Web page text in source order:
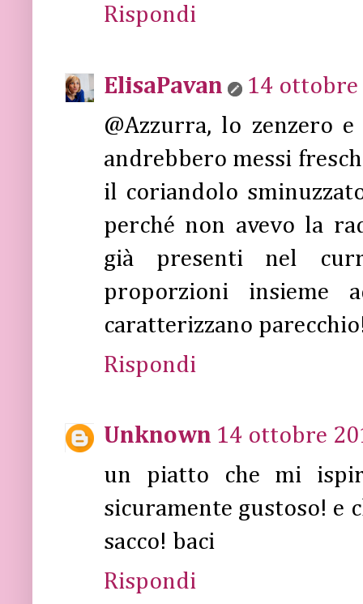
Rispondi
ElisaPavan
14 ottobre
@Azzurra, lo zenzero
andrebbero messi
il coriandolo
perché non avevo la
già presenti nel
proporzioni insieme
caratterizzano
Rispondi
Unknown 14 ottobre
un piatto che mi
sicuramente gustoso! e
sacco! baci
Rispondi